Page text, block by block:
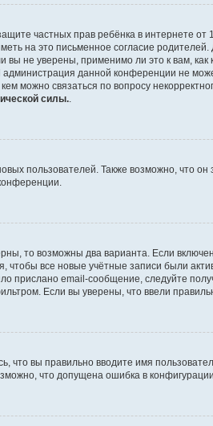
частных прав ребёнка в интернете
на это письменное согласие
не уверены, применимо ли это к вам,
данной конференции не
можно связаться по вопросу
силы.
пользователей. Также возможно, что
то возможны два варианта. Если
все новые учётные записи были
прислано email-сообщение, следуйте
Если вы уверены, что ввели
что вы правильно вводите имя
что допущена ошибка в